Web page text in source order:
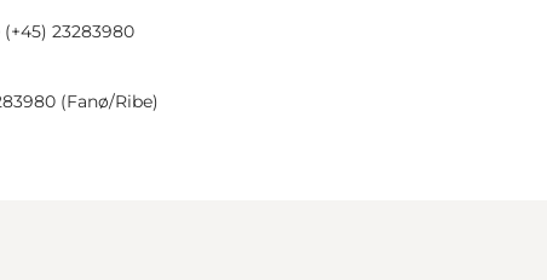
23283980
(Fanø/Ribe)